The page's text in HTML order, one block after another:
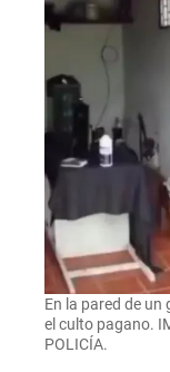
En la pared de
el culto pagano.
POLICÍA.